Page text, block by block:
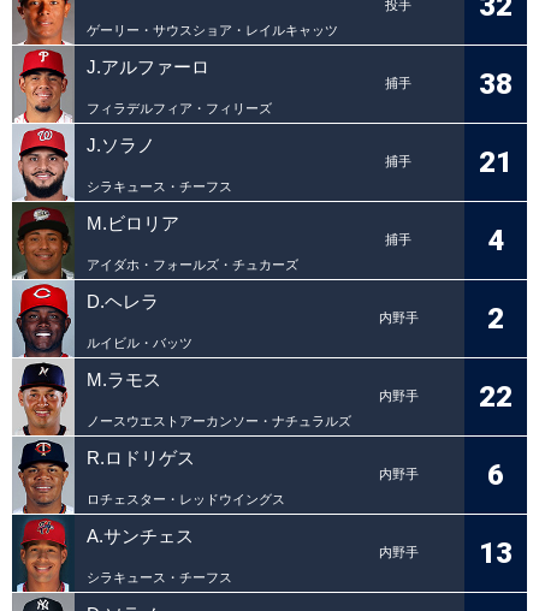
投手
ゲーリー・サウスショア・レイルキャッツ
J.アルファーロ
捕手
フィラデルフィア・フィリーズ
38
J.ソラノ
捕手
シラキュース・チーフス
21
M.ビロリア
捕手
アイダホ・フォールズ・チュカーズ
4
D.ヘレラ
内野手
ルイビル・バッツ
2
M.ラモス
内野手
ノースウエストアーカンソー・ナチュラルズ
22
R.ロドリゲス
内野手
ロチェスター・レッドウイングス
6
A.サンチェス
内野手
シラキュース・チーフス
13